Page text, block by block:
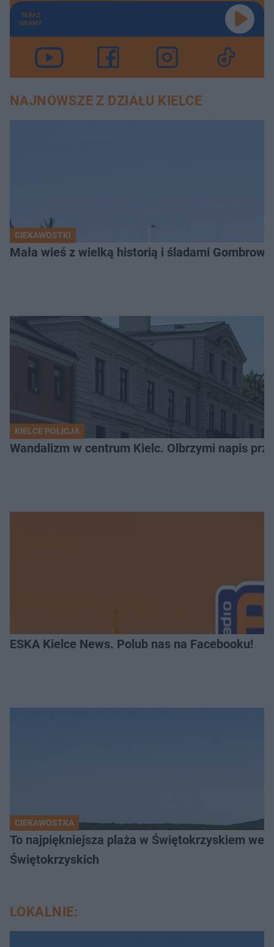
TERAZ
GRAMY
NAJNOWSZE Z DZIAŁU KIELCE
CIEKAWOSTKI
Mała wieś z wielką historią i śladami
KIELCE POLICJA
Wandalizm w centrum Kielc. Olbrzymi napis
ESKA Kielce News. Polub nas na Facebooku!
CIEKAWOSTKA
To najpiękniejsza plaża w Świętokrzyskiem
Świętokrzyskich
LOKALNIE: